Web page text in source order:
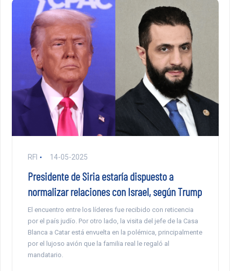
RFI 14-05-2025
Presidente de Siria estaría dispuesto a
normalizar relaciones con Israel, según Trump
El encuentro entre los líderes fue recibido con reticencia
por el país judío. Por otro lado, la visita del jefe de la Casa
Blanca a Catar está envuelta en la polémica, principalmente
por el lujoso avión que la familia real le regaló al
mandatario.